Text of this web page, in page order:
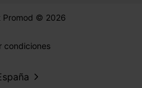
© 2026
condiciones